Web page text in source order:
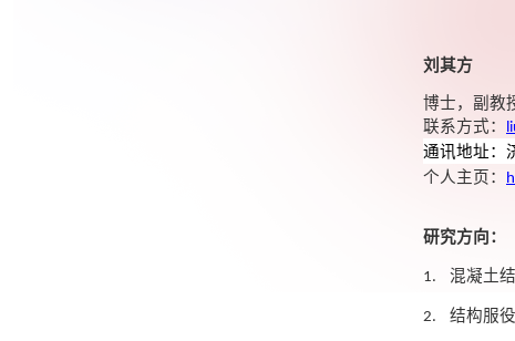
刘其方
博士，副教
联系方式：
通讯地址：
个人主页：
研究方向：
1. 混凝土
2. 结构服